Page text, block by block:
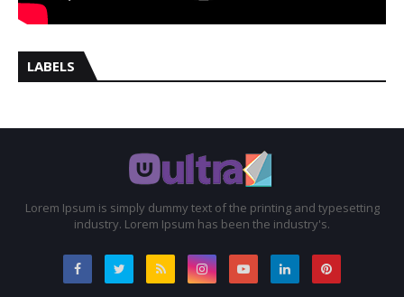
LABELS
Lorem Ipsum is simply dummy text of the printing and typesetting
industry. Lorem Ipsum has been the industry's.